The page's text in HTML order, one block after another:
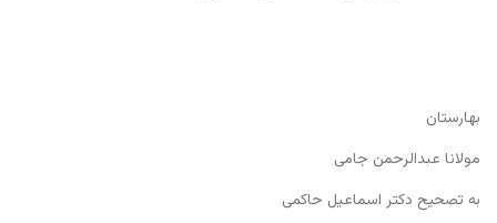
بهارستان
مولانا عبدالرحمن جامی
به تصحیح دکتر اسماعیل حاکمی